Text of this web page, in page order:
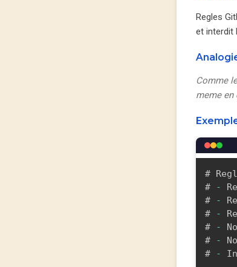
Regles
et interdit
Comme
meme en
#
#
-
#
-
#
-
#
-
#
-
#
-